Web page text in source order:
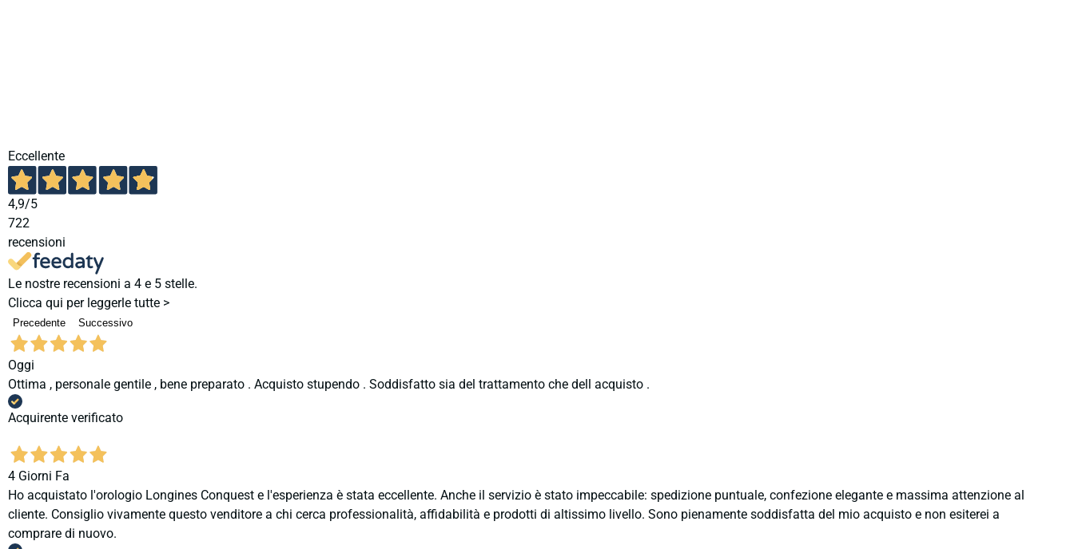
Eccellente
4,9/5
722
recensioni
Le nostre recensioni a 4 e 5 stelle.
Clicca qui per leggerle tutte >
Precedente Successivo
Oggi
Ottima , personale gentile , bene preparato . Acquisto stupendo . Soddisfatto sia del trattamento che dell acquisto .
Acquirente verificato
4 Giorni Fa
Ho acquistato l'orologio Longines Conquest e l'esperienza è stata eccellente. Anche il servizio è stato impeccabile: spedizione puntuale, confezione elegante e massima attenzione al
cliente. Consiglio vivamente questo venditore a chi cerca professionalità, affidabilità e prodotti di altissimo livello. Sono pienamente soddisfatta del mio acquisto e non esiterei a
comprare di nuovo.